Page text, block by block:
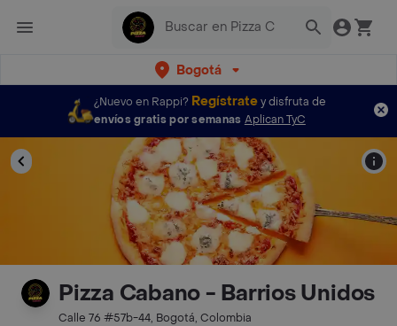
Bogotá
¿Nuevo en Rappi? Regístratey disfruta de
envíos gratis por semanas Aplican TyC
Pizza Cabano - Barrios Unidos
Calle 76 #57b-44, Bogotá, Colombia